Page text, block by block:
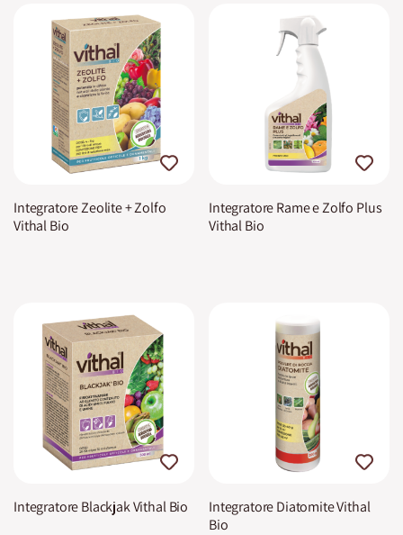
Integratore Zeolite + Zolfo
Vithal Bio
Integratore Rame e Zolfo Plus
Vithal Bio
Integratore Blackjak Vithal Bio
Integratore Diatomite Vithal
Bio